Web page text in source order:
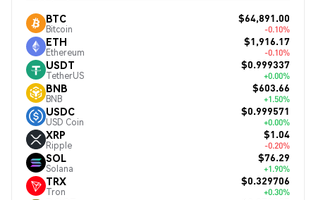
BTC
Bitcoin
$64,891.00
-0.10%
ETH
Ethereum
$1,916.17
-0.10%
USDT
TetherUS
$0.999337
+0.00%
BNB
BNB
$603.66
+1.50%
USDC
USD Coin
$0.999571
+0.00%
XRP
Ripple
$1.04
-0.20%
SOL
Solana
$76.29
+1.90%
TRX
Tron
$0.329706
+0.30%